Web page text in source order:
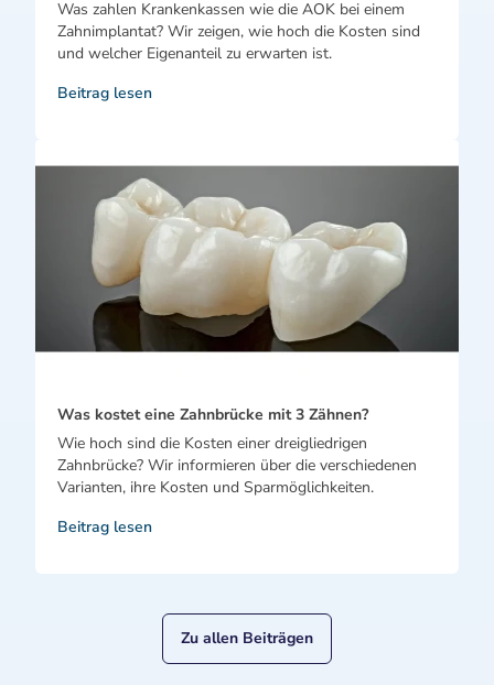
Was zahlen Krankenkassen wie die AOK bei einem
Zahnimplantat? Wir zeigen, wie hoch die Kosten sind
und welcher Eigenanteil zu erwarten ist.
Beitrag lesen
Was kostet eine Zahnbrücke mit 3 Zähnen?
Wie hoch sind die Kosten einer dreigliedrigen
Zahnbrücke? Wir informieren über die verschiedenen
Varianten, ihre Kosten und Sparmöglichkeiten.
Beitrag lesen
Zu allen Beiträgen